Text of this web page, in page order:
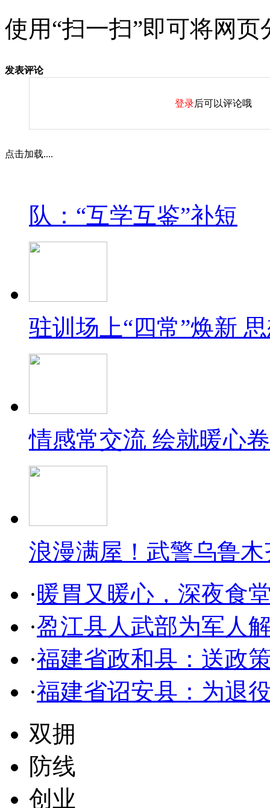
使用“扫一扫”即可将网
发表评论
登录后可以评论哦
点击加载....
队：“互学互鉴”补短
驻训场上“四常”焕新
情感常交流 绘就暖心卷
浪漫满屋！武警乌鲁
·暖胃又暖心，深夜食
·盈江县人武部为军人
·福建省政和县：送政
·福建省诏安县：为退
双拥
防线
创业